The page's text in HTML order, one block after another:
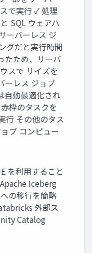
で実行 ✓ 処理
SQL ウェアハ
ーバーレス ジ
グだと実行時間
たため、サーバ
スで サイズを
ーレス ジョブ
自動最適化され
枠のタスクを
行 その他のタス
ブ コンピュー
を利用すること
Iceberg
の移行を簡略
外部ス
Catalog